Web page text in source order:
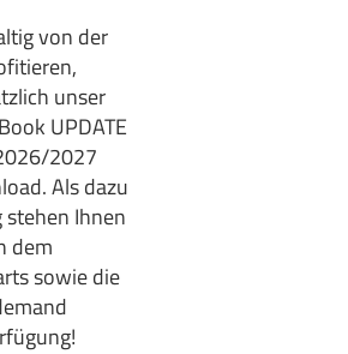
von der
unser
UPDATE
2027
Als dazu
stehen Ihnen
dem
sowie die